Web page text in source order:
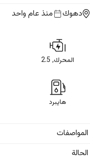
دهوك منذ عام واحد
المحرك, 2.5
هايبرد
المواصفات
الحالة